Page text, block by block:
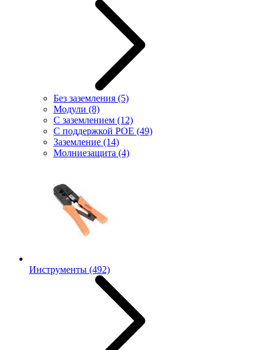
Без заземления (5)
Модули (8)
С заземлением (12)
С поддержкой POE (49)
Заземление (14)
Молниезащита (4)
Инструменты (492)